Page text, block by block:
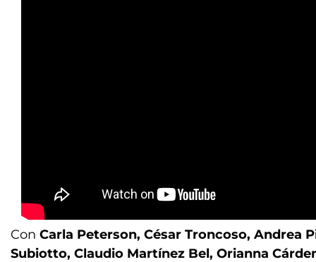
Con Carla Peterson, César Troncoso, Andrea
Subiotto, Claudio Martínez Bel, Orianna